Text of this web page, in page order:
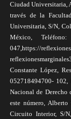
Ciudad Universitaria,
través de la
Universitaria, S/N,
México,
047,https://
Constante López,
052718494700-
Nacional de Derecho
este número,
Circuito Interior, S/